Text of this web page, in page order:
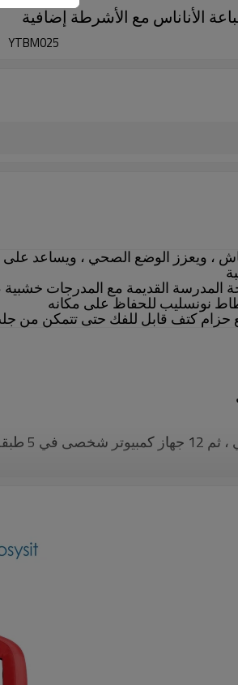
YTBM025
، ويعزز الوضع الصحي ، ويساعد على
القديمة مع المدرجات خشبية ،
نونسليب للحفاظ على مكانه
كتف قابل للفك حتى تتمكن من